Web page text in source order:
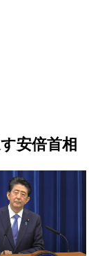
安倍首相
す安倍首相